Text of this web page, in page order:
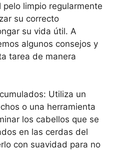
limpio regularmente
su correcto
su vida útil. A
algunos consejos y
tarea de manera
Utiliza un
o una herramienta
los cabellos que se
en las cerdas del
con suavidad para no